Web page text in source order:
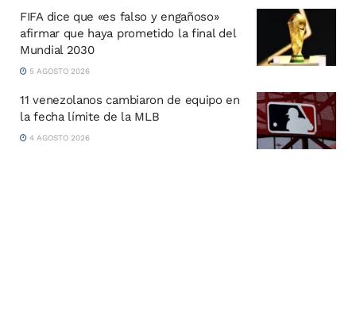
FIFA dice que «es falso y engañoso»
afirmar que haya prometido la final del
Mundial 2030
5 AGOSTO 2026
11 venezolanos cambiaron de equipo en
la fecha límite de la MLB
4 AGOSTO 2026